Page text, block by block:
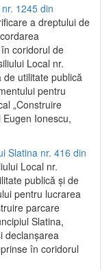
1245 din
a dreptului de
coridorul de
Local nr.
utilitate publică
pentru
„Construire
Ionescu,
Slatina nr. 416 din
Local nr.
publică și de
pentru lucrarea
parcare
Slatina,
declanșarea
în coridorul